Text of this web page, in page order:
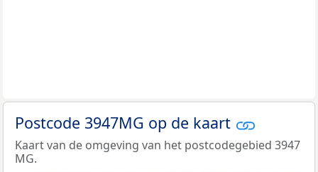
Postcode 3947MG op de kaart
Kaart van de omgeving van het postcodegebied 3947
MG.